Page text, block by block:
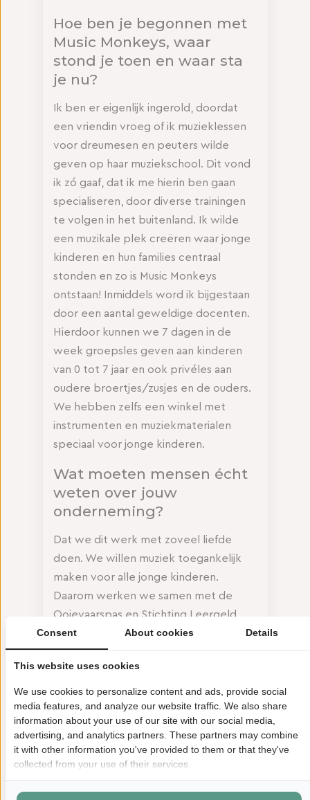
Hoe ben je begonnen met
Music Monkeys, waar
stond je toen en waar sta
je nu?
Ik ben er eigenlijk ingerold, doordat
een vriendin vroeg of ik muzieklessen
voor dreumesen en peuters wilde
geven op haar muziekschool. Dit vond
ik zó gaaf, dat ik me hierin ben gaan
specialiseren, door diverse trainingen
te volgen in het buitenland. Ik wilde
een muzikale plek creëren waar jonge
kinderen en hun families centraal
stonden en zo is Music Monkeys
ontstaan! Inmiddels word ik bijgestaan
door een aantal geweldige docenten.
Hierdoor kunnen we 7 dagen in de
week groepsles geven aan kinderen
van 0 tot 7 jaar en ook privéles aan
oudere broertjes/zusjes en de ouders.
We hebben zelfs een winkel met
instrumenten en muziekmaterialen
speciaal voor jonge kinderen.
Wat moeten mensen écht
weten over jouw
onderneming?
Dat we dit werk met zoveel liefde
doen. We willen muziek toegankelijk
maken voor alle jonge kinderen.
Daarom werken we samen met de
Ooievaarspas en Stichting Leergeld.
Ook geven we les bij peuterscholen in
alle wijken van Den Haag, zeker op de
plekken waar muziek niet
vanzelfsprekend is.
Wat zijn jouw
dromen/doelen/
Een nieuwe, grotere plek. Zodat we
Consent About cookies Details
This website uses cookies
We use cookies to personalize content and ads, provide social
media features, and analyze our website traffic. We also share
information about your use of our site with our social media,
advertising, and analytics partners. These partners may combine
it with other information you've provided to them or that they've
collected from your use of their services.